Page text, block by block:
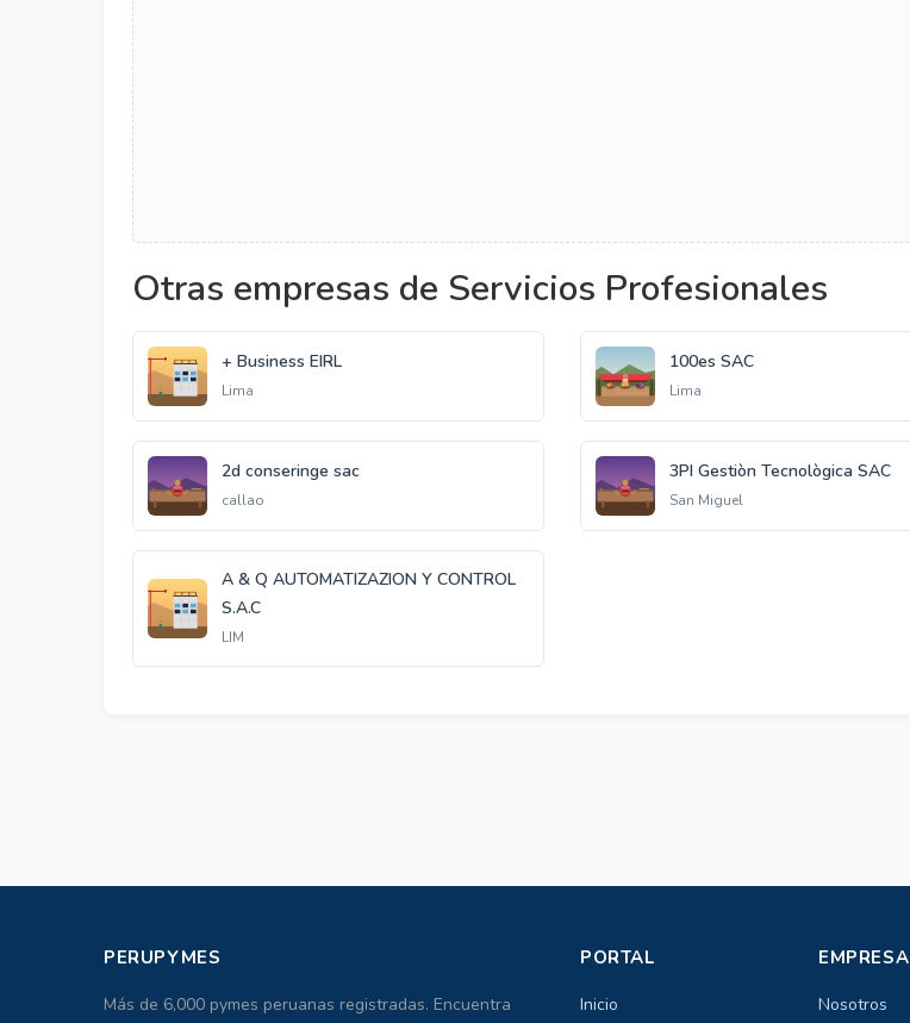
Otras empresas de Servicios Profesionales
+ Business EIRL
Lima
100es SAC
Lima
2d conseringe sac
callao
3PI Gestiòn Tecnològica SAC
San Miguel
A & Q AUTOMATIZAZION Y CONTROL
S.A.C
LIM
PERUPYMES
Más de 6,000 pymes peruanas registradas. Encuentra
PORTAL
Inicio
EMPRESA
Nosotros